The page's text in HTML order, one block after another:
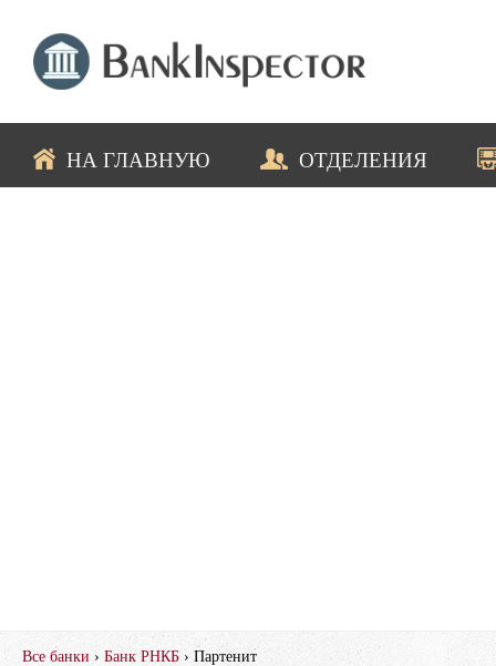
НА ГЛАВНУЮ ОТДЕЛЕНИЯ
Все банки › Банк РНКБ › Партенит